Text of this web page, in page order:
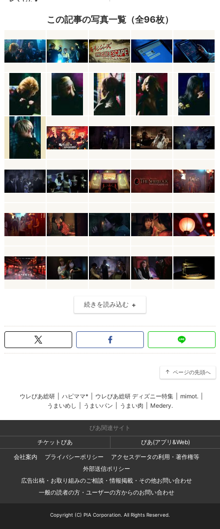
この記事の写真一覧（全96枚）
続きを読み込む
ページの先頭へ
ウレぴあ総研 ハピママ* ウレぴあ総研 ディズニー特集 mimot.
うまいめし
うまいパン うまい肉 Medery.
ぴあ関連サイト
チケットぴあ
ぴあ(アプリ&Web)
会社案内
プライバシーポリシー
アクセスデータの利用・著作権等
外部送信ポリシー
広告出稿・お取り組みのご相談・情報掲載・その他お問い合わせ
一般の読者の方・ユーザーの方からのお問い合わせ
Copyright (C) PIA Corporation. All Rights Reserved.